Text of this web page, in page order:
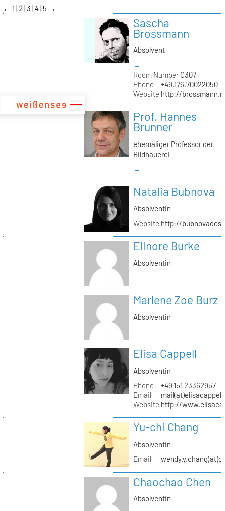
zum
Inhalt
← 1 2 3 4 5 →
Sascha
Brossmann
Absolvent
→
Room NumberC307
Phone
+49.176.70022050
Website http://
Prof. Hannes
Brunner
ehemaliger Professor der
Bildhauerei
→
Natalia Bubnova
Absolventin
Website http://
Elinore Burke
Absolventin
Marlene Zoe Burz
Absolventin
Elisa Cappell
Absolventin
Phone
+49 151 23362957
Email
Website http://
Yu-chi Chang
Absolventin
Email
Chaochao Chen
Absolventin